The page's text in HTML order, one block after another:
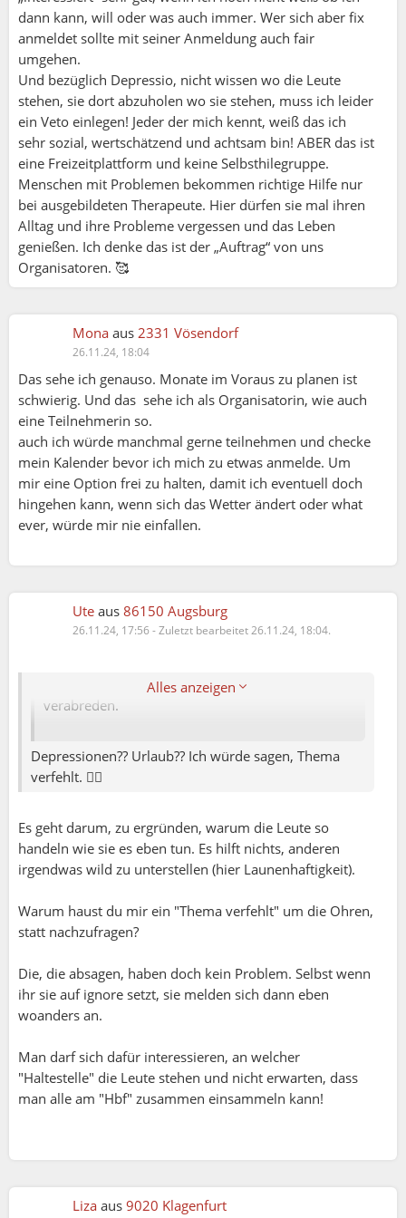
dann kann, will oder was auch immer. Wer sich aber fix
anmeldet sollte mit seiner Anmeldung auch fair
umgehen.
Und bezüglich Depressio, nicht wissen wo die Leute
stehen, sie dort abzuholen wo sie stehen, muss ich leider
ein Veto einlegen! Jeder der mich kennt, weiß das ich
sehr sozial, wertschätzend und achtsam bin! ABER das ist
eine Freizeitplattform und keine Selbsthilegruppe.
Menschen mit Problemen bekommen richtige Hilfe nur
bei ausgebildeten Therapeute. Hier dürfen sie mal ihren
Alltag und ihre Probleme vergessen und das Leben
genießen. Ich denke das ist der „Auftrag“ von uns
Organisatoren. 🥰
Mona aus 2331 Vösendorf
26.11.24, 18:04
Das sehe ich genauso. Monate im Voraus zu planen ist
schwierig. Und das sehe ich als Organisatorin, wie auch
eine Teilnehmerin so.
auch ich würde manchmal gerne teilnehmen und checke
mein Kalender bevor ich mich zu etwas anmelde. Um
mir eine Option frei zu halten, damit ich eventuell doch
hingehen kann, wenn sich das Wetter ändert oder what
ever, würde mir nie einfallen.
Ute aus 86150 Augsburg
26.11.24, 17:56 -Zuletzt bearbeitet 26.11.24, 18:04.
Alles anzeigen
Liza:
Ute:
Auf Monate hinaus etwas planen, ist schwierig.
Nicht ohne Grund schließt man für Urlaube
entsprechende Versicherungen ab. Bei so etwas
würde ich mich nie frühzeitig anmelden.
Aber ja, die Leute haben heute Angst, etwas zu
verpassen und verlieren den Überblick über ihre
Verpflichtungen. Ich unterstelle nicht leichtfertig,
dass aus Launenhaftigkeit abgesagt wird, wobei
Vielleicht würden es ja auch simplere Events tun?
sich ja für die super tollen Sachen auch privat
verabreden.
Depressionen?? Urlaub?? Ich würde sagen, Thema
verfehlt. 🤷‍♀️
Es geht darum, zu ergründen, warum die Leute so
handeln wie sie es eben tun. Es hilft nichts, anderen
irgendwas wild zu unterstellen (hier Launenhaftigkeit).
Warum haust du mir ein "Thema verfehlt" um die Ohren,
statt nachzufragen?
Die, die absagen, haben doch kein Problem. Selbst wenn
ihr sie auf ignore setzt, sie melden sich dann eben
woanders an.
Man darf sich dafür interessieren, an welcher
"Haltestelle" die Leute stehen und nicht erwarten, dass
man alle am "Hbf" zusammen einsammeln kann!
Liza aus 9020 Klagenfurt
Liza:
Auf Monate hinaus etwas planen, ist schwierig.
Nicht ohne Grund schließt man für Urlaube
entsprechende Versicherungen ab. Bei so etwas
würde ich mich nie frühzeitig anmelden.
Aber ja, die Leute haben heute Angst, etwas zu
verpassen und verlieren den Überblick über ihre
Verpflichtungen. Ich unterstelle nicht leichtfertig,
Ute:
Beim grossen Racletteevent in der Schweiz
Eventhttps://community.gemeinsamerleben.com/
r=B73928B7
haben sage und schreibe bereits 47 Personen
Da kann man nur den Kopf schütteln. Ähnlich
beim xxxl Bowling. Und da wundern sich die